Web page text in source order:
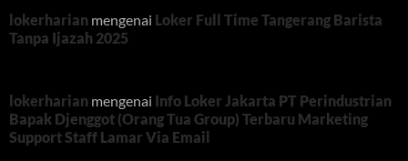
lokerharian mengenai Loker Full Time Tangerang Barista
Tanpa Ijazah 2025
lokerharian mengenai Info Loker Jakarta PT Perindustrian
Bapak Djenggot (Orang Tua Group) Terbaru Marketing
Support Staff Lamar Via Email